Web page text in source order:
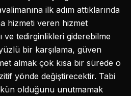
ilk adım attıklarında
hizmeti veren hizmet
ve tedirginlikleri giderebilme
bir karşılama, güven
almak çok kısa bir sürede o
yönde değiştirecektir. Tabi
olduğunu unutmamak